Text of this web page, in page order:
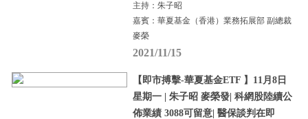
主持：朱子昭
嘉賓：華夏基金（香港）業務拓展部 副總裁
麥榮
2021/11/15
【即市搏擊-華夏基金ETF 】11月8日
星期一 | 朱子昭 麥榮發| 科網股陸續公
佈業績 3088可留意| 醫保談判在即